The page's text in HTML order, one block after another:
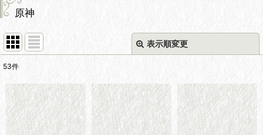
原神
表示順変更
並び順:
53件